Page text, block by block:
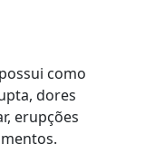
como
dores
erupções